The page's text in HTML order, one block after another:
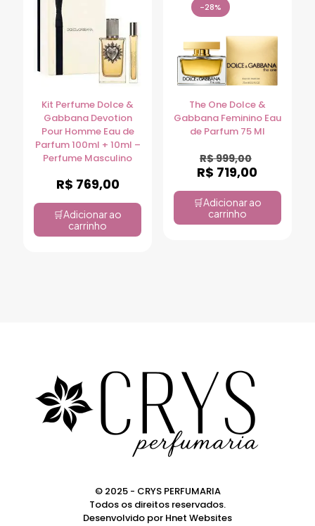
Kit Perfume Dolce &
Gabbana Devotion
Pour Homme Eau de
Parfum 100ml + 10ml –
Perfume Masculino
R$ 769,00
Adicionar ao
carrinho
-28%
The One Dolce &
Gabbana Feminino Eau
de Parfum 75 Ml
R$999,00
R$ 719,00
Adicionar ao
carrinho
© 2025 - CRYS PERFUMARIA
Todos os direitos reservados.
Desenvolvido por Hnet Websites